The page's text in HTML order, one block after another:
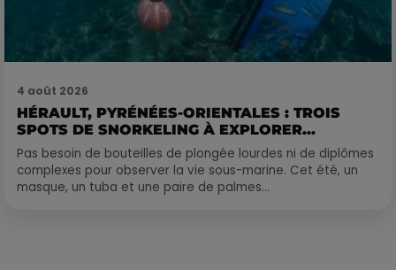
4 août 2026
HÉRAULT, PYRÉNÉES-ORIENTALES : TROIS
SPOTS DE SNORKELING À EXPLORER...
Pas besoin de bouteilles de plongée lourdes ni de diplômes
complexes pour observer la vie sous-marine. Cet été, un
masque, un tuba et une paire de palmes...